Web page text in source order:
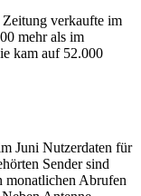
verkaufte im
mehr als im
kam auf 52.000
Juni Nutzerdaten für
Sender sind
Abrufen